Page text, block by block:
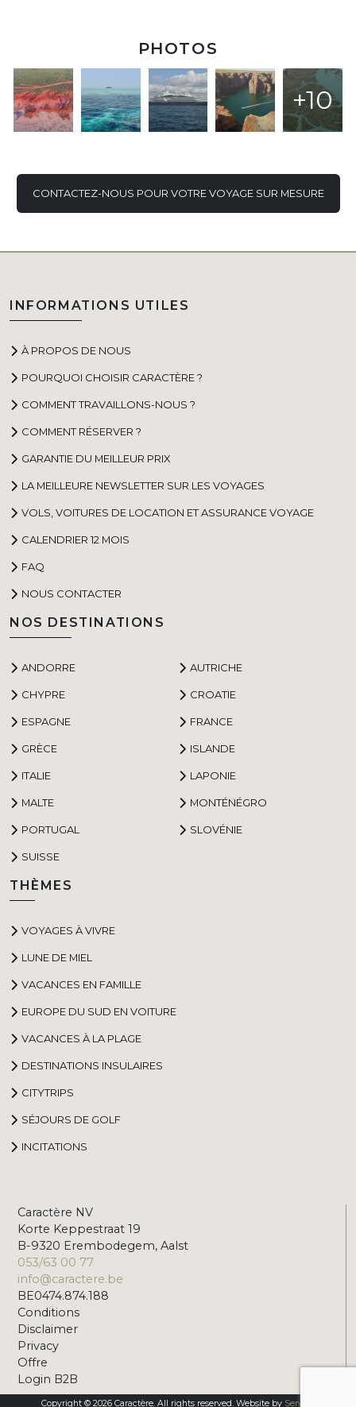
PHOTOS
+10
CONTACTEZ-NOUS POUR VOTRE VOYAGE SUR MESURE
INFORMATIONS UTILES
À PROPOS DE NOUS
POURQUOI CHOISIR CARACTÈRE ?
COMMENT TRAVAILLONS-NOUS ?
COMMENT RÉSERVER ?
GARANTIE DU MEILLEUR PRIX
LA MEILLEURE NEWSLETTER SUR LES VOYAGES
VOLS, VOITURES DE LOCATION ET ASSURANCE VOYAGE
CALENDRIER 12 MOIS
FAQ
NOUS CONTACTER
NOS DESTINATIONS
ANDORRE AUTRICHE
CHYPRE CROATIE
ESPAGNE FRANCE
GRÈCE ISLANDE
ITALIE LAPONIE
MALTE MONTÉNÉGRO
PORTUGAL SLOVÉNIE
SUISSE
THÈMES
VOYAGES À VIVRE
LUNE DE MIEL
VACANCES EN FAMILLE
EUROPE DU SUD EN VOITURE
VACANCES À LA PLAGE
DESTINATIONS INSULAIRES
CITYTRIPS
SÉJOURS DE GOLF
INCITATIONS
Caractère NV
Korte Keppestraat 19
B-9320 Erembodegem, Aalst
053/63 00 77
info@caractere.be
BE0474.874.188
Conditions
Disclaimer
Privacy
Offre
Login B2B
Copyright © 2026 Caractère. All rights reserved. Website by Servico